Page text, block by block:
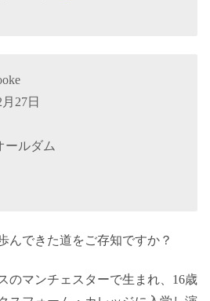
27日
ールダム
んできた道をご存知ですか？
のマンチェスターで生まれ、16歳